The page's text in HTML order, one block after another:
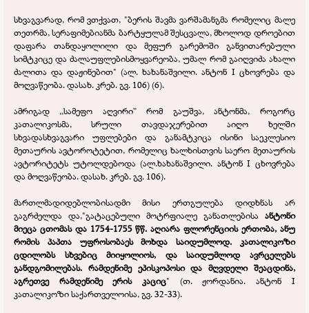
სხვაგვარად, რომ ვთქვათ, "ბერის შავმა ვარშამანგმა რომელიც მალე
თეთრმა, სერაფიმებიანმა ბარტყულამ შესცვალა, მხოლოდ დროებით
დაფარა თანდაყოლილი და მეფურ გარემოში განვითარებული
სიმტკიცე და ძალაუფლებისმოყვარეობა, უმალ რომ გაიღვიძა ახალი
ძალითა და დაჟინებით" (ალ. ხახანაშვილი. ანტონ I ცხოვრება და
მოღვაწეობა. დასახ. კრებ. გვ. 106) (6).
ამრიგად ,,სამეფო აღვირი” რომ გაუშვა, ანტონმა, როგორც
კათალიკოსმა, სრული თავდაჯერებით აიღო ხელში
სხვადასხვაგვარი უფლებები და განამტკიცა ისინი საეკლესიო
მეთაურის ავტოროტეტით, რომელიც ხალხისთვის საერო მეთაურის
ავტორიტეტს უტოლდებოდა (ალ.ხახანაშვილი. ანტონ I ცხოვრება
და მოღვაწეობა. დასახ. კრებ. გვ. 106).
მართლმადიდებლობისადმი მისი ერთგულება დიდხნას არ
გაგრძელდა და,"გატაცებული მოტრფიალე განათლებისა ანტონი
მიეცა ცთომას და 1754-1755 წწ. აღიარა ფლორენციის ერთობა, ანუ
რომის პაპთა უფროსობაეს მოხდა საიდუმლოდ. კათალიკოზი
ცდილობს სხვებიც მიიყოლიოს, და საიდუმლოდ ავრცელებს
განდგომილებას. რამდენიმე ეპისკოპოსი და მღვდელი შეაცდინა,
აგრეთვე რამდენიმე ერის კაციც" (თ. ჟორდანია. ანტონ I
კათალიკოზი საქართველოისა, გვ. 32-33).